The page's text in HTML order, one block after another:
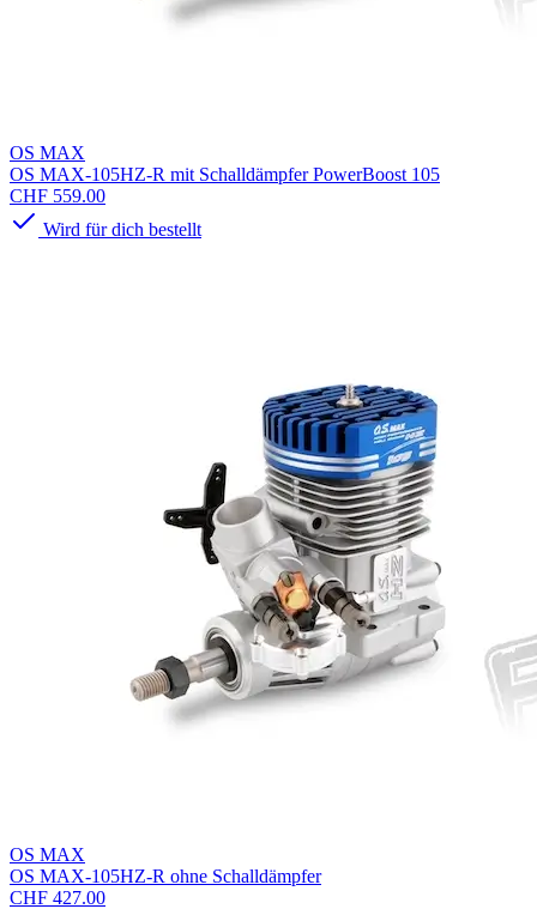
OS MAX
OS MAX-105HZ-R mit Schalldämpfer PowerBoost 105
CHF 559.00
Wird für dich bestellt
OS MAX
OS MAX-105HZ-R ohne Schalldämpfer
CHF 427.00